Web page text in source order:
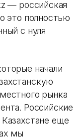
— российская
это полностью
с нуля
начали
рынка
Российские
еще
мы